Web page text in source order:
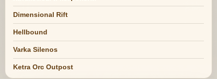
Dimensional Rift
Hellbound
Varka Silenos
Ketra Orc Outpost